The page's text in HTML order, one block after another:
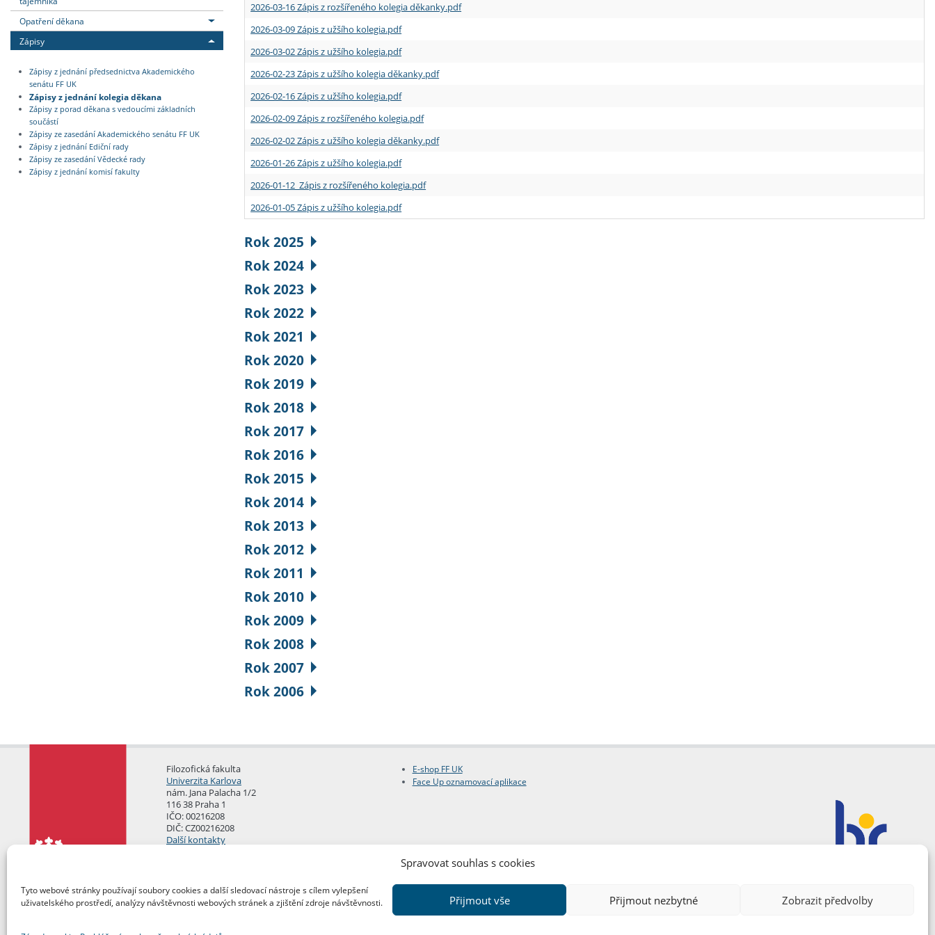
Spravovat souhlas s cookies
Tyto webové stránky používají soubory cookies a další sledovací nástroje s cílem vylepšení
uživatelského prostředí, analýzy návštěvnosti webových stránek a zjištění zdroje návštěvnosti.
Přijmout vše Přijmout nezbytné Zobrazit předvolby
Opatření děkana
Zápisy
Zápisy z jednání předsednictva Akademického
senátu FF UK
Zápisy z jednání kolegia děkana
Zápisy z porad děkana s vedoucími základních
součástí
Zápisy ze zasedání Akademického senátu FF UK
Zápisy z jednání Ediční rady
Zápisy ze zasedání Vědecké rady
Zápisy z jednání komisí fakulty
2026-03-16 Zápis z rozšířeného kolegia děkanky.pdf
2026-03-09 Zápis z užšího kolegia.pdf
2026-03-02 Zápis z užšího kolegia.pdf
2026-02-23 Zápis z užšího kolegia děkanky.pdf
2026-02-16 Zápis z užšího kolegia.pdf
2026-02-09 Zápis z rozšířeného kolegia.pdf
2026-02-02 Zápis z užšího kolegia děkanky.pdf
2026-01-26 Zápis z užšího kolegia.pdf
2026-01-12 Zápis z rozšířeného kolegia.pdf
2026-01-05 Zápis z užšího kolegia.pdf
Rok 2025
Rok 2024
Rok 2023
Rok 2022
Rok 2021
Rok 2020
Rok 2019
Rok 2018
Rok 2017
Rok 2016
Rok 2015
Rok 2014
Rok 2013
Rok 2012
Rok 2011
Rok 2010
Rok 2009
Rok 2008
Rok 2007
Rok 2006
Filozofická fakulta
Univerzita Karlova
nám. Jana Palacha 1/2
116 38 Praha 1
IČO: 00216208
DIČ: CZ00216208
Další kontakty
E-shop FF UK
Face Up oznamovací aplikace